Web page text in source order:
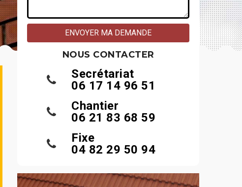
NOUS CONTACTER
Secrétariat
06 17 14 96 51
Chantier
06 21 83 68 59
Fixe
04 82 29 50 94